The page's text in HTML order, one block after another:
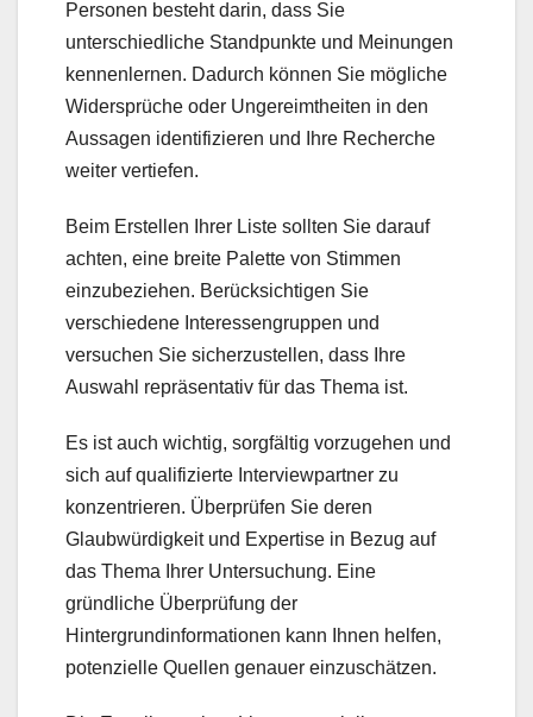
Personen besteht darin, dass Sie
unterschiedliche Standpunkte und Meinungen
kennenlernen. Dadurch können Sie mögliche
Widersprüche oder Ungereimtheiten in den
Aussagen identifizieren und Ihre Recherche
weiter vertiefen.
Beim Erstellen Ihrer Liste sollten Sie darauf
achten, eine breite Palette von Stimmen
einzubeziehen. Berücksichtigen Sie
verschiedene Interessengruppen und
versuchen Sie sicherzustellen, dass Ihre
Auswahl repräsentativ für das Thema ist.
Es ist auch wichtig, sorgfältig vorzugehen und
sich auf qualifizierte Interviewpartner zu
konzentrieren. Überprüfen Sie deren
Glaubwürdigkeit und Expertise in Bezug auf
das Thema Ihrer Untersuchung. Eine
gründliche Überprüfung der
Hintergrundinformationen kann Ihnen helfen,
potenzielle Quellen genauer einzuschätzen.